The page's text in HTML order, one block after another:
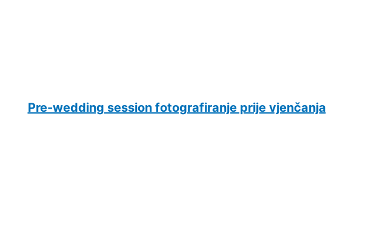
Pre-wedding session fotografiranje prije vjenčanja